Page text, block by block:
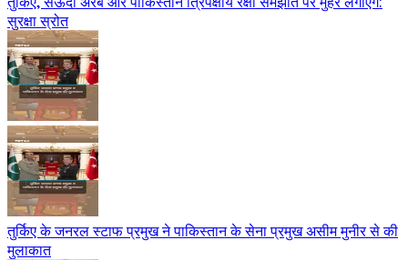
सुरक्षा स्रोत
तुर्किए के जनरल स्टाफ प्रमुख ने पाकिस्तान के सेना प्रमुख असीम मुनीर से की
मुलाकात